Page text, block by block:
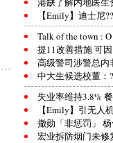
【Emily】迪士尼
Talk of the town : O
提11改善措施 可
高级警司涉警总内
中大生候选校董：
失业率维持3.8%
【Emily】引无人
撤勋「非惩罚」
宏业拆防烟门未修